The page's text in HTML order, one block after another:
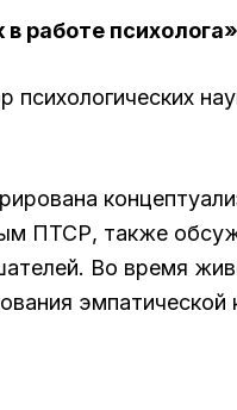
работе психолога»
ПТСР, также
Во время